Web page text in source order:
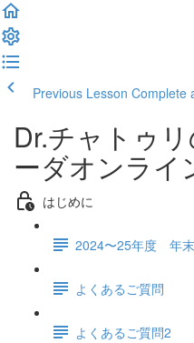
Previous Lesson Complete
Dr.チャトゥ
ーダオンライ
はじめに
2024〜25年度 年
よくあるご質問
よくあるご質問2